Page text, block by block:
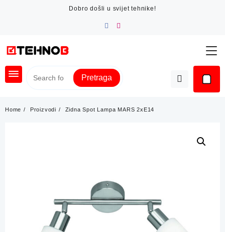
Dobro došli u svijet tehnike!
Pretraga
Home Proizvodi Zidna Spot Lampa MARS 2xE14